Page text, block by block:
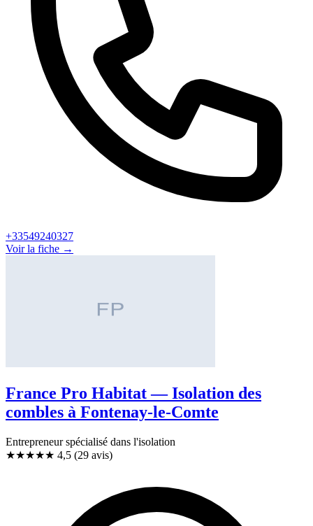
+33549240327
Voir la fiche →
France Pro Habitat — Isolation des
combles à Fontenay-le-Comte
Entrepreneur spécialisé dans l'isolation
★★★★★ 4,5 (29 avis)